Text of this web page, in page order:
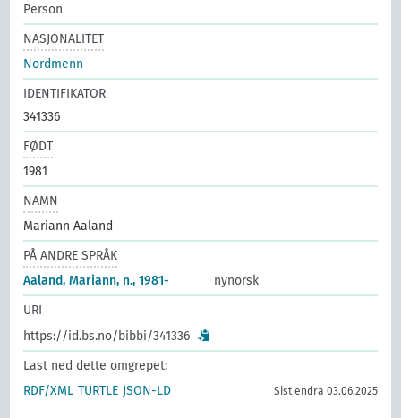
Person
NASJONALITET
Nordmenn
IDENTIFIKATOR
341336
FØDT
1981
NAMN
Mariann Aaland
PÅ ANDRE SPRÅK
Aaland, Mariann, n., 1981-
nynorsk
URI
https://id.bs.no/bibbi/341336
Last ned dette omgrepet:
RDF/XML TURTLE JSON-LD Sist endra 03.06.2025